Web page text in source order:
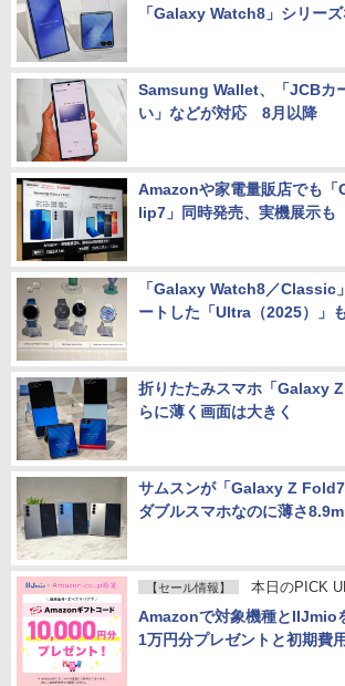
「Galaxy Watch8」シリー
Samsung Wallet、「JCBカ
い」などが対応 8月以降
Amazonや家電量販店でも
lip7」同時発売、実機展示も
「Galaxy Watch8／
ートした「Ultra（2025）」
折りたたみスマホ「Galaxy
らに薄く画面は大きく
サムスンが「Galaxy Z
ダブルスマホなのに薄さ
【セール情報】 本日のPICK
Amazonで対象機種とIIJmio
1万円分プレゼントと初期費